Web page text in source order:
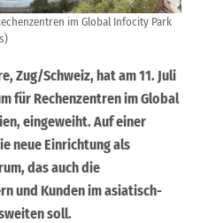
im Global Infocity Park
Zug/Schweiz, hat am 11. Juli
für Rechenzentren im Global
eingeweiht. Auf einer
neue Einrichtung als
das auch die
und Kunden im asiatisch-
soll.